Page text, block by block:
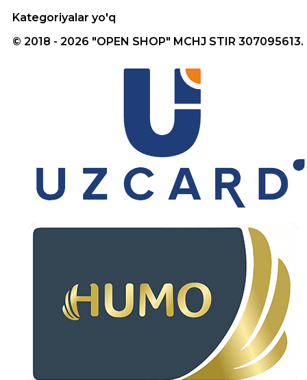
Kategoriyalar yo'q
© 2018 - 2026 "OPEN SHOP" MCHJ STIR 307095613.